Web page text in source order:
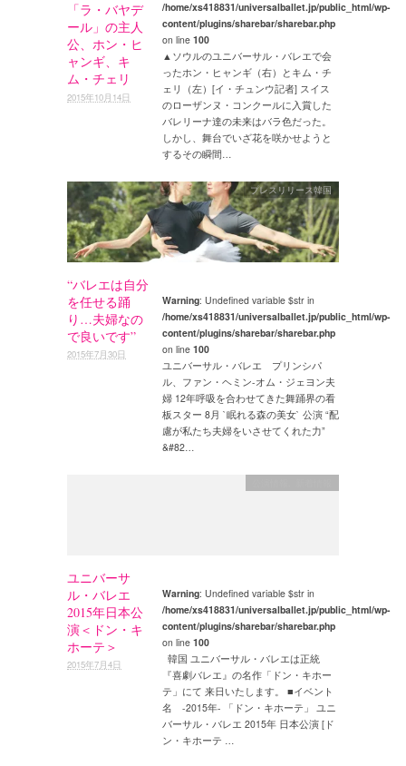
「ラ・バヤデ
ール」の主人
公、ホン・ヒ
ャンギ、キ
ム・チェリ
2015年10月14日
/home/xs418831/universalballet.jp/public_html/wp-
content/plugins/sharebar/sharebar.php
on line 100
▲ソウルのユニバーサル・バレエで会
ったホン・ヒャンギ（右）とキム・チ
ェリ（左）[イ・チュンウ記者] スイス
のローザンヌ・コンクールに入賞した
バレリーナ達の未来はバラ色だった。
しかし、舞台でいざ花を咲かせようと
するその瞬間…
“バレエは自分
を任せる踊
り…夫婦なの
で良いです”
2015年7月30日
プレスリリース韓国
Warning: Undefined variable $str in
/home/xs418831/universalballet.jp/public_html/wp-
content/plugins/sharebar/sharebar.php
on line 100
ユニバーサル・バレエ プリンシパ
ル、ファン・ヘミン-オム・ジェヨン夫
婦 12年呼吸を合わせてきた舞踊界の看
板スター 8月 `眠れる森の美女` 公演 “配
慮が私たち夫婦をいさせてくれた力”
&#82…
ユニバーサ
ル・バレエ
2015年日本公
演＜ドン・キ
ホーテ＞
2015年7月4日
Warning: Undefined variable $str in
/home/xs418831/universalballet.jp/public_html/wp-
content/plugins/sharebar/sharebar.php
on line 100
韓国 ユニバーサル・バレエは正統
『喜劇バレエ』の名作「ドン・キホー
テ」にて 来日いたします。 ■イベント
名 -2015年- 「ドン・キホーテ」 ユニ
バーサル・バレエ 2015年 日本公演 [ド
ン・キホーテ …